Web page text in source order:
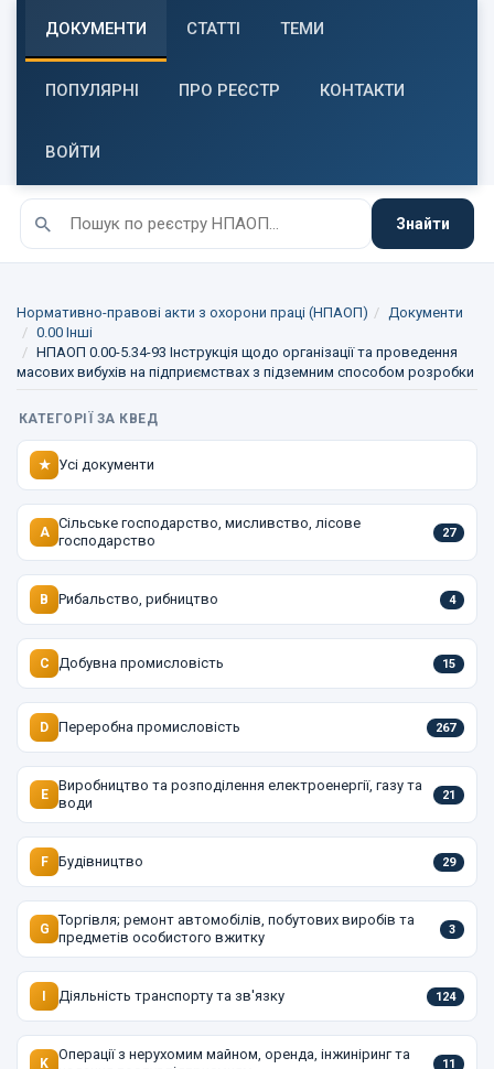
ДОКУМЕНТИ СТАТТІ ТЕМИ
ПОПУЛЯРНІ ПРО РЕЄСТР КОНТАКТИ
ВОЙТИ
Знайти
Нормативно-правові акти з охорони праці (НПАОП)
Документи
0.00 Інші
НПАОП 0.00-5.34-93 Інструкція щодо організації та проведення
масових вибухів на підприємствах з підземним способом розробки
КАТЕГОРІЇ ЗА КВЕД
★ Усі документи
A
Сільське господарство, мисливство, лісове
господарство
27
B Рибальство, рибництво 4
C Добувна промисловість 15
D Переробна промисловість 267
E
Виробництво та розподілення електроенергії, газу та
води
21
F Будівництво 29
G
Торгівля; ремонт автомобілів, побутових виробів та
предметів особистого вжитку
3
I Діяльність транспорту та зв'язку 124
K
Операції з нерухомим майном, оренда, інжиніринг та
11